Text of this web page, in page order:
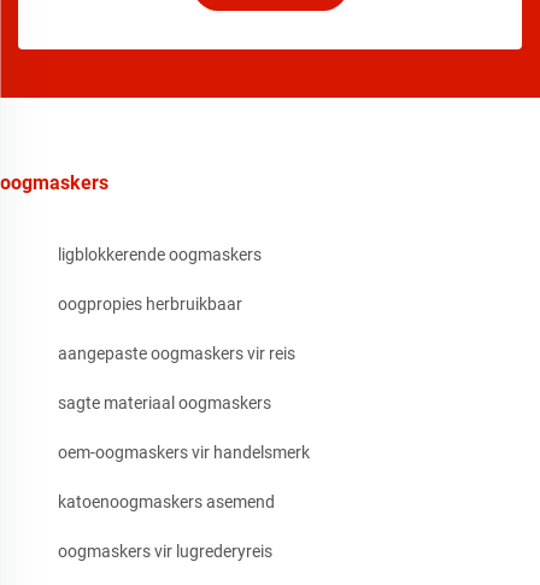
oogmaskers
ligblokkerende oogmaskers
oogpropies herbruikbaar
aangepaste oogmaskers vir reis
sagte materiaal oogmaskers
oem-oogmaskers vir handelsmerk
katoenoogmaskers asemend
oogmaskers vir lugrederyreis